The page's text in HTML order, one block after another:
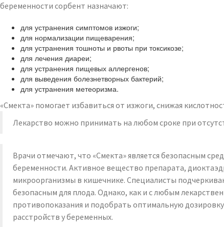
беременности сорбент назначают:
для устранения симптомов изжоги;
для нормализации пищеварения;
для устранения тошноты и рвоты при токсикозе;
для лечения диареи;
для устранения пищевых аллергенов;
для выведения болезнетворных бактерий;
для устранения метеоризма.
«Смекта» помогает избавиться от изжоги, снижая
Лекарство можно принимать на любом сроке при
Врачи отмечают, что «Смекта» является безопасным
беременности. Активное вещество препарата,
микроорганизмы в кишечнике. Специалисты
безопасным для плода. Однако, как и с любым
противопоказания и подобрать оптимальную
расстройств у беременных.